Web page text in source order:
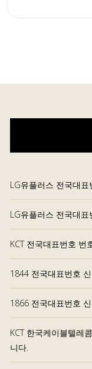
LG유플러스 전국대
LG유플러스 전국대
KCT 전국대표번호 번
1844 전국대표번호
1866 전국대표번호
KCT 한국케이블텔레
니다.